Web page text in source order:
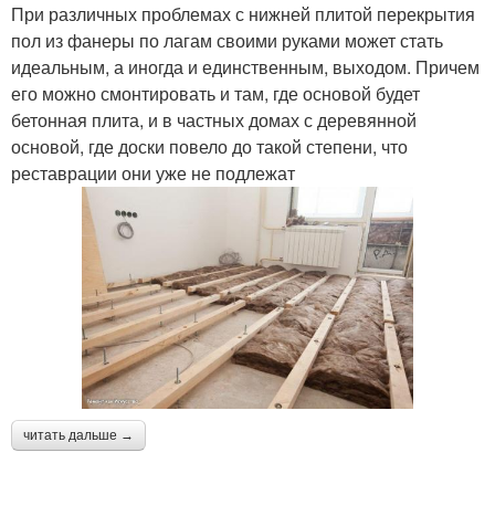
При различных проблемах с нижней плитой перекрытия
пол из фанеры по лагам своими руками может стать
идеальным, а иногда и единственным, выходом. Причем
его можно смонтировать и там, где основой будет
бетонная плита, и в частных домах с деревянной
основой, где доски повело до такой степени, что
реставрации они уже не подлежат
читать дальше →